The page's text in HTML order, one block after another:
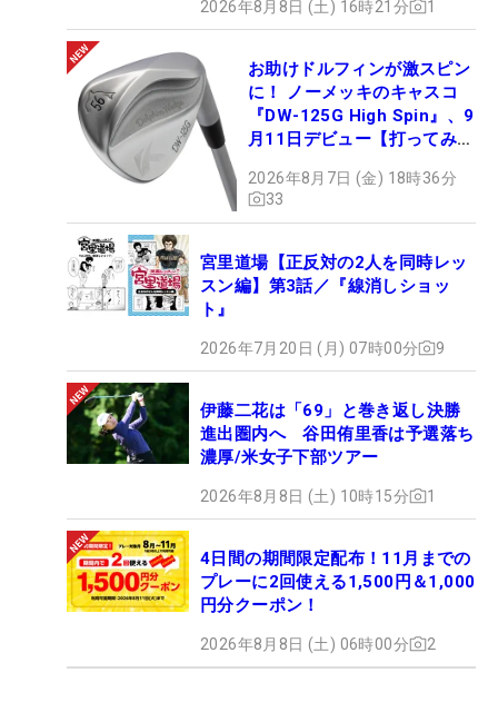
2026年8月8日 (土) 16時21分 1
お助けドルフィンが激スピン
に！ ノーメッキのキャスコ
『DW-125G High Spin』、9
月11日デビュー【打ってみ
2026年8月7日 (金) 18時36分
33
宮里道場【正反対の2人を同時レッ
スン編】第3話／『線消しショッ
ト』
2026年7月20日 (月) 07時00分 9
伊藤二花は「69」と巻き返し決勝
進出圏内へ 谷田侑里香は予選落ち
濃厚/米女子下部ツアー
2026年8月8日 (土) 10時15分 1
4日間の期間限定配布！11月までの
プレーに2回使える1,500円＆1,000
円分クーポン！
2026年8月8日 (土) 06時00分 2